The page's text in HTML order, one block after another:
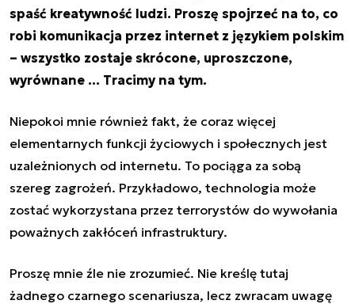
spaść kreatywność ludzi. Proszę spojrzeć na to, co
robi komunikacja przez internet z językiem polskim
– wszystko zostaje skrócone, uproszczone,
wyrównane … Tracimy na tym.
Niepokoi mnie również fakt, że coraz więcej
elementarnych funkcji życiowych i społecznych jest
uzależnionych od internetu. To pociąga za sobą
szereg zagrożeń. Przykładowo, technologia może
zostać wykorzystana przez terrorystów do wywołania
poważnych zakłóceń infrastruktury.
Proszę mnie źle nie zrozumieć. Nie kreślę tutaj
żadnego czarnego scenariusza, lecz zwracam uwagę